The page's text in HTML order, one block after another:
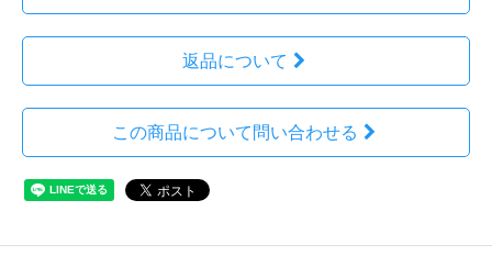
返品について
この商品について問い合わせる